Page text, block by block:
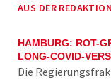
AUS DER REDAKTION
HAMBURG: ROT-
LONG-COVID-
Die